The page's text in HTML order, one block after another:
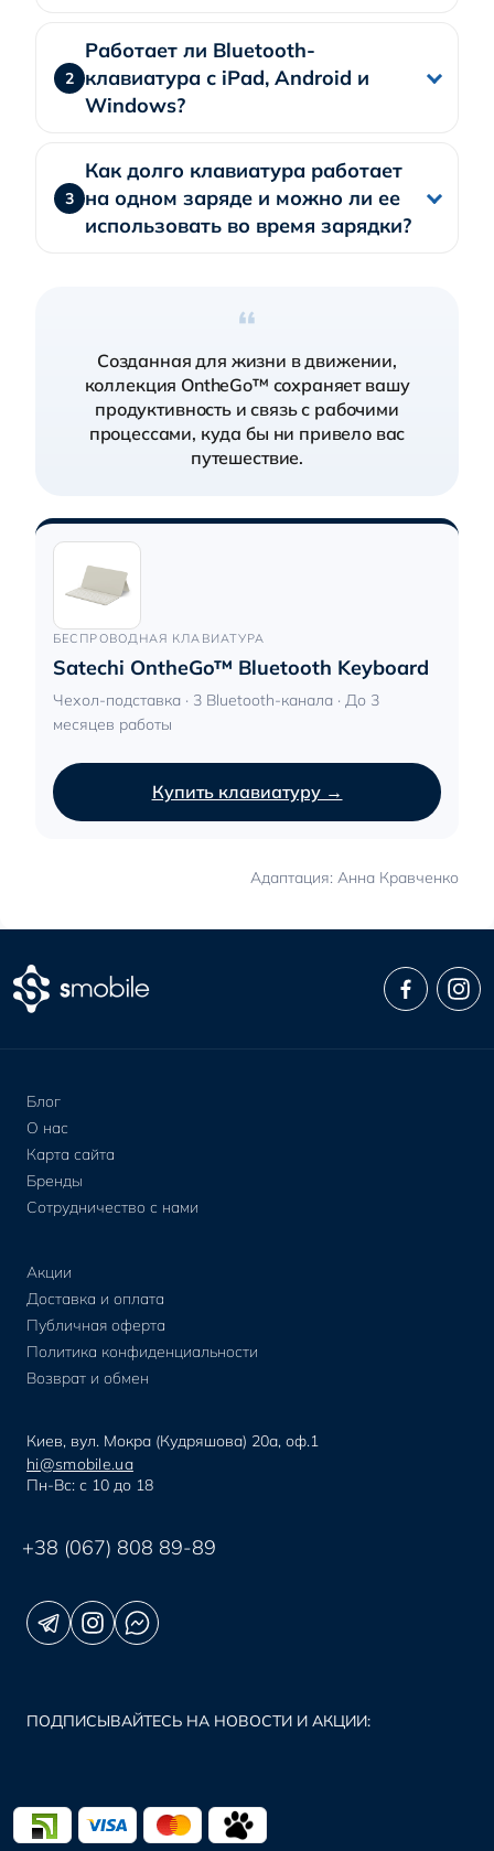
2
Работает ли Bluetooth-
клавиатура с iPad, Android и
Windows?
3
Как долго клавиатура работает
на одном заряде и можно ли ее
использовать во время зарядки?
“
Созданная для жизни в движении,
коллекция OntheGo™ сохраняет вашу
продуктивность и связь с рабочими
процессами, куда бы ни привело вас
путешествие.
БЕСПРОВОДНАЯ КЛАВИАТУРА
Satechi OntheGo™ Bluetooth Keyboard
Чехол-подставка · 3 Bluetooth-канала · До 3
месяцев работы
Купить клавиатуру →
Адаптация: Анна Кравченко
Блог
О нас
Карта сайта
Бренды
Сотрудничество с нами
Акции
Доставка и оплата
Публичная оферта
Политика конфиденциальности
Возврат и обмен
Киев, вул. Мокра (Кудряшова) 20а, оф.1
hi@smobile.ua
Пн-Вс: с 10 до 18
+38 (067) 808 89-89
ПОДПИСЫВАЙТЕСЬ НА НОВОСТИ И АКЦИИ: